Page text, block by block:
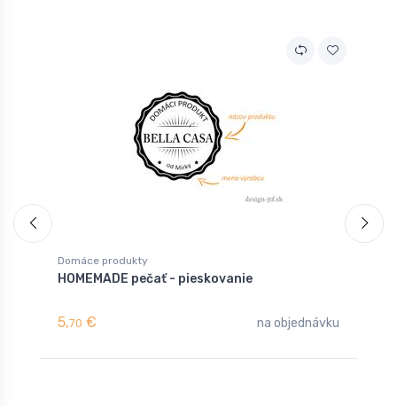
Domáce produkty
HOMEMADE pečať - pieskovanie
5,70 € na objednávku